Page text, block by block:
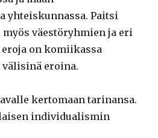
yhteiskunnassa. Paitsi
väestöryhmien ja eri
on komiikassa
eroina.
kertomaan tarinansa.
individualismin